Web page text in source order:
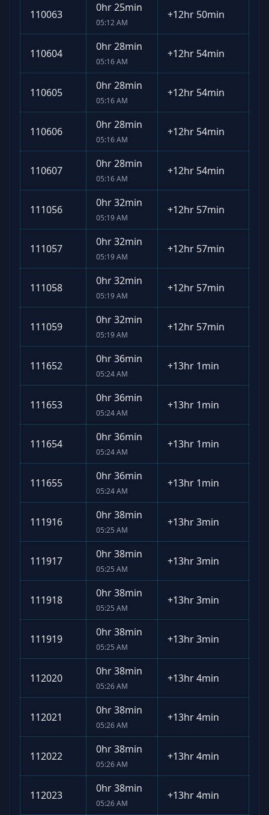
110063
0hr 25min
05:12 AM
+12hr 50min
110604
0hr 28min
05:16 AM
+12hr 54min
110605
0hr 28min
05:16 AM
+12hr 54min
110606
0hr 28min
05:16 AM
+12hr 54min
110607
0hr 28min
05:16 AM
+12hr 54min
111056
0hr 32min
05:19 AM
+12hr 57min
111057
0hr 32min
05:19 AM
+12hr 57min
111058
0hr 32min
05:19 AM
+12hr 57min
111059
0hr 32min
05:19 AM
+12hr 57min
111652
0hr 36min
05:24 AM
+13hr 1min
111653
0hr 36min
05:24 AM
+13hr 1min
111654
0hr 36min
05:24 AM
+13hr 1min
111655
0hr 36min
05:24 AM
+13hr 1min
111916
0hr 38min
05:25 AM
+13hr 3min
111917
0hr 38min
05:25 AM
+13hr 3min
111918
0hr 38min
05:25 AM
+13hr 3min
111919
0hr 38min
05:25 AM
+13hr 3min
112020
0hr 38min
05:26 AM
+13hr 4min
112021
0hr 38min
05:26 AM
+13hr 4min
112022
0hr 38min
05:26 AM
+13hr 4min
112023
0hr 38min
05:26 AM
+13hr 4min